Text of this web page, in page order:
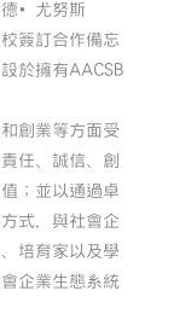
德•尤努斯
簽訂合作備忘
於擁有AACSB
創業等方面受
任、誠信、創
；並以通過卓
式，與社會企
培育家以及學
企業生態系統